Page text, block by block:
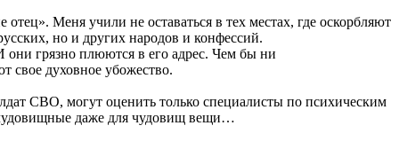
Меня учили не оставаться в тех местах, где оскорбляют
но и других народов и конфессий.
грязно плюются в его адрес. Чем бы ни
свое духовное убожество.
СВО, могут оценить только специалисты по психическим
даже для чудовищ вещи…